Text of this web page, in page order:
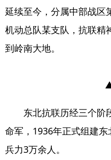
延续至今，分属中部战区
机动总队某支队，抗联精
到岭南大地。
东北抗联历经三个阶
命军，1936年正式组建
兵力3万余人。